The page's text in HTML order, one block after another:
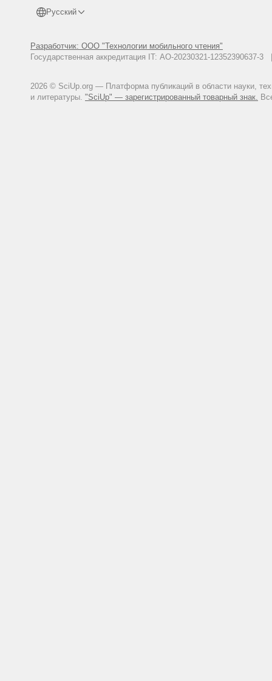
Русский
Разработчик: ООО "Технологии мобильного чтения"
Государственная аккредитация IT: АО-20230321-
2026 © SciUp.org — Платформа публикаций в области науки,
и литературы. "SciUp" — зарегистрированный товарный знак.